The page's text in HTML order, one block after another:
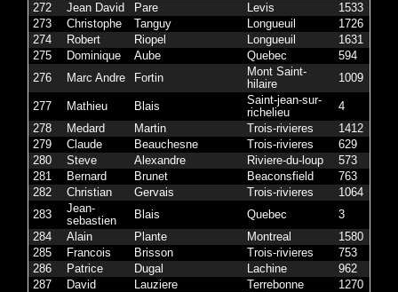
272
Jean David Pare Levis 1533
273
Christophe Tanguy Longueuil 1726
274
Robert Riopel Longueuil 1631
275
Dominique Aube Quebec 594
276
Marc Andre Fortin
Mont Saint-
hilaire
1009
277 Mathieu Blais
Saint-jean-sur-
richelieu
4
278
Medard Martin Trois-rivieres 1412
279
Claude Beauchesne Trois-rivieres 629
280
Steve Alexandre Riviere-du-loup 573
281
Bernard Brunet Beaconsfield 763
282
Christian Gervais Trois-rivieres 1064
283
Jean-
sebastien
Blais Quebec 3
284
Alain Plante Montreal 1580
285
Francois Brisson Trois-rivieres 753
286
Patrice Dugal Lachine 962
287
David Lauziere Terrebonne 1270